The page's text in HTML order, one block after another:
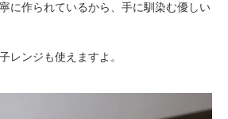
に作られているから、手に馴染む優しい
レンジも使えますよ。